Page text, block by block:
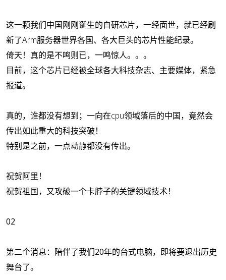
这一颗我们中国刚刚诞生的自研芯片，一经面世，就已经刷
新了Arm服务器世界各国、各大巨头的芯片性能纪录。
倚天！真的是不鸣则已，一鸣惊人。。。
目前，这个芯片已经被全球各大科技杂志、主要媒体，紧急
报道。
真的，谁都没有想到；一向在cpu领域落后的中国，竟然会
传出如此重大的科技突破！
特别是之前，一点动静都没有传出。
祝贺阿里！
祝贺祖国，又攻破一个卡脖子的关键领域技术！
02
第二个消息：陪伴了我们20年的台式电脑，即将要退出历史
舞台了。